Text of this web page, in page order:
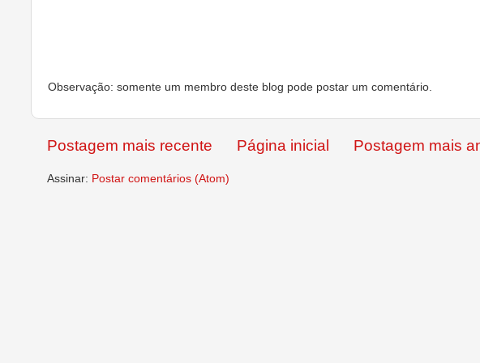
Observação: somente um membro deste blog pode postar um comentário.
Postagem mais recente Postagem mais
Página inicial
Assinar: Postar comentários (Atom)